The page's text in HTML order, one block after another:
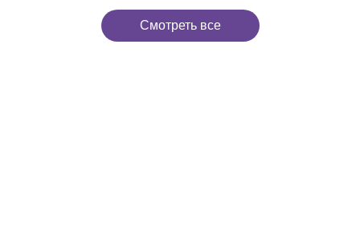
Смотреть все